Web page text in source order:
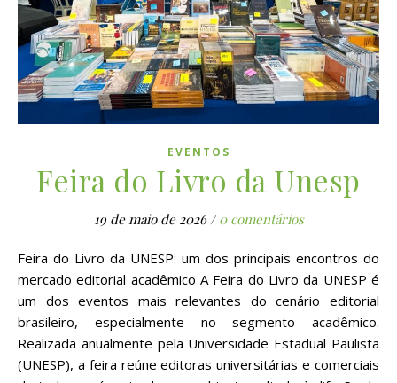
EVENTOS
Feira do Livro da Unesp
19 de maio de 2026 / 0 comentários
Feira do Livro da UNESP: um dos principais encontros do
mercado editorial acadêmico A Feira do Livro da UNESP é
um dos eventos mais relevantes do cenário editorial
brasileiro, especialmente no segmento acadêmico.
Realizada anualmente pela Universidade Estadual Paulista
(UNESP), a feira reúne editoras universitárias e comerciais